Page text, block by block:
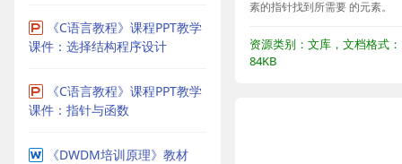
《C语言教程》课程PPT教学
课件：选择结构程序设计
《C语言教程》课程PPT教学
课件：指针与函数
《DWDM培训原理》教材
素的指针找到所需要 的元素。
资源类别：文库，文档格式
84KB